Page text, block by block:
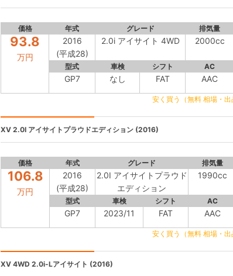
価格 年式 グレード 排気量
93.8
万円
2016
(平成28)
2.0i アイサイト 4WD 2000cc
型式 車検 シフト AC
GP7 なし FAT AAC
安く買う（無料 相場・出
XV 2.0I アイサイトプラウドエディション (2016)
価格 年式 グレード 排気量
106.8
万円
2016
(平成28)
2.0I アイサイトプラウド
エディション
1990cc
型式 車検 シフト AC
GP7 2023/11 FAT AAC
安く買う（無料 相場・出
XV 4WD 2.0i-Lアイサイト (2016)